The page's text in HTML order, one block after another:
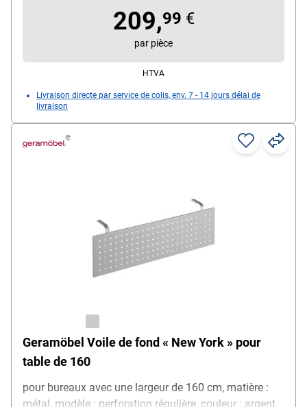
209,99 €
par pièce
HTVA
Livraison directe par service de colis, env. 7 - 14 jours délai de
livraison
Geramöbel Voile de fond « New York » pour
table de 160
pour bureaux avec une largeur de 160 cm, matière :
métal, modèle : perforation régulière, couleur : argent